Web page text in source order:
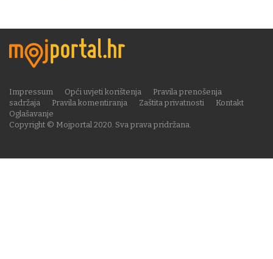
Copyright © Mojportal 2020. Sva prava pridržana.
Impressum Opći uvjeti korištenja
Pravila prenošenja
sadržaja
Pravila komentiranja Zaštita privatnosti
Kontakt
Oglašavanje